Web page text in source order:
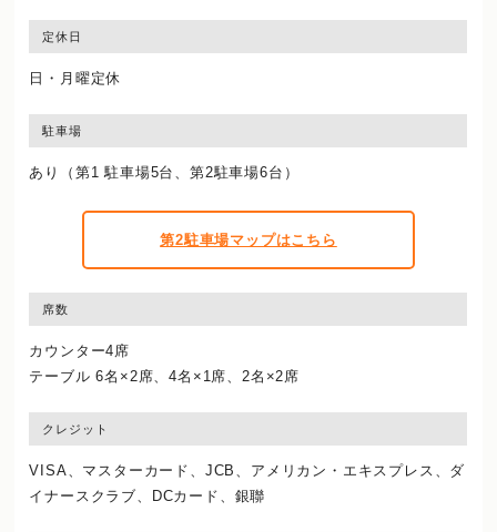
定休日
日・月曜定休
駐車場
あり（第1 駐車場5台、第2駐車場6台）
第2駐車場マップはこちら
席数
カウンター4席
テーブル 6名×2席、4名×1席、2名×2席
クレジット
VISA、マスターカード、JCB、アメリカン・エキスプレス、ダ
イナースクラブ、DCカード、銀聯